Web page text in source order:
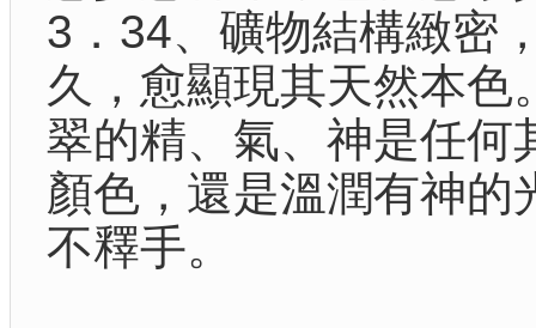
3．34、礦物結構緻密
久，愈顯現其天然本色
翠的精、氣、神是任何
顏色，還是溫潤有神
不釋手。